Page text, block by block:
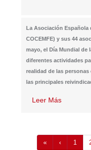
La Asociación Española
COCEMFE) y sus 44
mayo, el Día Mundial de
diferentes actividades
realidad de las personas
las principales
Leer Más
« ‹ 1